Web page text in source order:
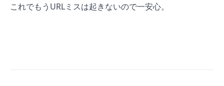
これでもうURLミスは起きないので一安心。